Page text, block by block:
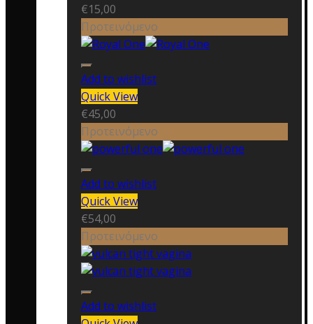
€15,00
Προτεινόμενο
Add to wishlist
Quick View
€45,00
Προτεινόμενο
Add to wishlist
Quick View
€54,00
Προτεινόμενο
Add to wishlist